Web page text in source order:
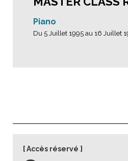
Piano
Du 5 Juillet 1995 au 16 Juillet
Accès réservé